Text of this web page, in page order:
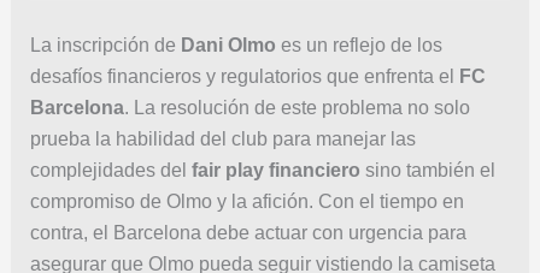
La inscripción de Dani Olmo es un reflejo de los
desafíos financieros y regulatorios que enfrenta el
FC
Barcelona. La resolución de este problema no solo
prueba la habilidad del club para manejar las
complejidades del fair play financiero sino también el
compromiso de Olmo y la afición. Con el tiempo en
contra, el Barcelona debe actuar con urgencia para
asegurar que Olmo pueda seguir vistiendo la camiseta